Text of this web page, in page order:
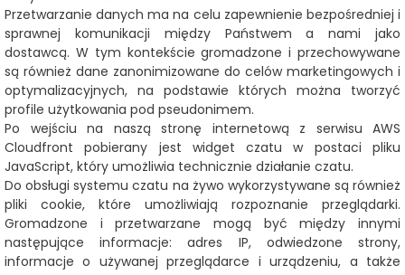
Przetwarzanie danych ma na celu zapewnienie bezpośredniej i
sprawnej komunikacji między Państwem a nami jako
dostawcą. W tym kontekście gromadzone i przechowywane
są również dane zanonimizowane do celów marketingowych i
optymalizacyjnych, na podstawie których można tworzyć
profile użytkowania pod pseudonimem.
Po wejściu na naszą stronę internetową z serwisu AWS
Cloudfront pobierany jest widget czatu w postaci pliku
JavaScript, który umożliwia technicznie działanie czatu.
Do obsługi systemu czatu na żywo wykorzystywane są również
pliki cookie, które umożliwiają rozpoznanie przeglądarki.
Gromadzone i przetwarzane mogą być między innymi
następujące informacje: adres IP, odwiedzone strony,
informacje o używanej przeglądarce i urządzeniu, a także